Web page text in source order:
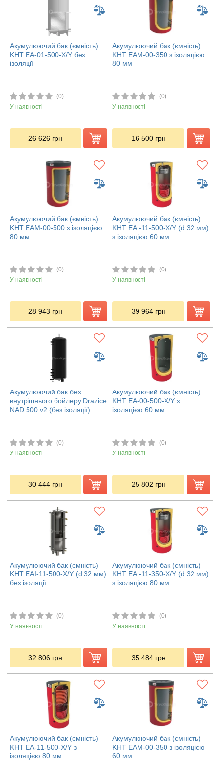
Акумулюючий бак (ємність)
KHT ЕА-01-500-X/Y без
ізоляції
(0)
У наявності
26 626 грн
Акумулюючий бак (ємність)
KHT ЕАМ-00-350 з ізоляцією
80 мм
(0)
У наявності
16 500 грн
Акумулюючий бак (ємність)
KHT ЕАМ-00-500 з ізоляцією
80 мм
(0)
У наявності
28 943 грн
Акумулюючий бак (ємність)
KHT EAI-11-500-X/Y (d 32 мм)
з ізоляцією 60 мм
(0)
У наявності
39 964 грн
Акумулюючий бак без
внутрішнього бойлеру Drazice
NAD 500 v2 (без ізоляції)
(0)
У наявності
30 444 грн
Акумулюючий бак (ємність)
KHT ЕА-00-500-X/Y з
ізоляцією 60 мм
(0)
У наявності
25 802 грн
Акумулюючий бак (ємність)
KHT EAI-11-500-X/Y (d 32 мм)
без ізоляції
(0)
У наявності
32 806 грн
Акумулюючий бак (ємність)
KHT EAI-11-350-X/Y (d 32 мм)
з ізоляцією 80 мм
(0)
У наявності
35 484 грн
Акумулюючий бак (ємність)
KHT ЕА-11-500-X/Y з
ізоляцією 80 мм
Акумулюючий бак (ємність)
KHT ЕАМ-00-350 з ізоляцією
60 мм